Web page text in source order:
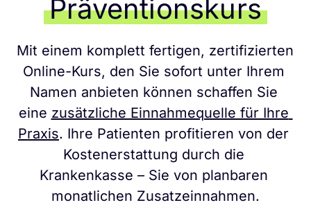
Präventionskurs
Mit einem komplett fertigen, zertifizierten
Online-Kurs, den Sie sofort unter Ihrem
Namen anbieten können schaffen Sie
eine zusätzliche Einnahmequelle für Ihre
Praxis. Ihre Patienten profitieren von der
Kostenerstattung durch die
Krankenkasse – Sie von planbaren
monatlichen Zusatzeinnahmen.